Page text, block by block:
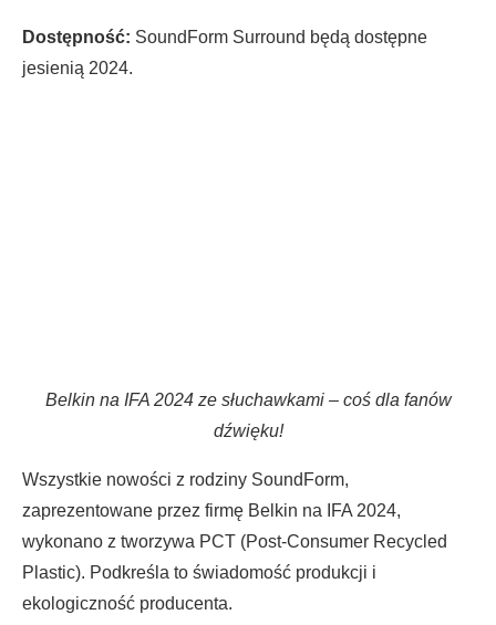
Dostępność: SoundForm Surround będą dostępne
jesienią 2024.
Belkin na IFA 2024 ze słuchawkami – coś dla fanów
dźwięku!
Wszystkie nowości z rodziny SoundForm,
zaprezentowane przez firmę Belkin na IFA 2024,
wykonano z tworzywa PCT (Post-Consumer Recycled
Plastic). Podkreśla to świadomość produkcji i
ekologiczność producenta.